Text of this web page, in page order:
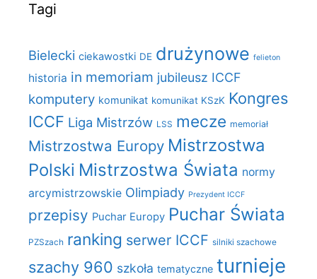
Tagi
Bielecki ciekawostki DE drużynowe felieton
historia in memoriam jubileusz ICCF
komputery komunikat komunikat KSzK Kongres
ICCF Liga Mistrzów LSS mecze memoriał
Mistrzostwa Europy Mistrzostwa
Polski Mistrzostwa Świata normy
arcymistrzowskie Olimpiady Prezydent ICCF
przepisy Puchar Europy Puchar Świata
PZSzach ranking serwer ICCF silniki szachowe
szachy 960 szkoła tematyczne turnieje